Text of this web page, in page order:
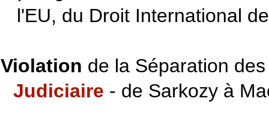
l'EU, du Droit International
Violation de la Séparation
Judiciaire - de Sarkozy à